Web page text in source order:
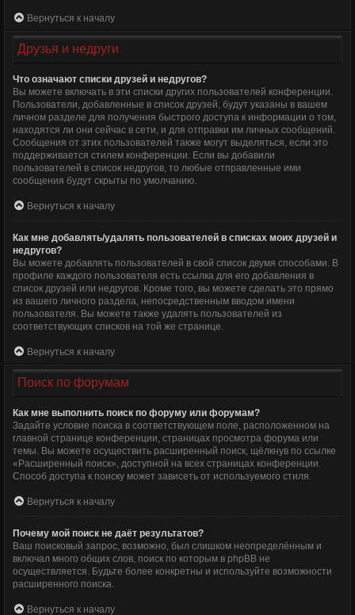
Вернуться к началу
Друзья и недруги
Что означают списки друзей и недругов?
Вы можете включать в эти списки других пользователей конференции.
Пользователи, добавленные в список друзей, будут указаны в вашем
личном разделе для получения быстрого доступа к информации о том,
находятся ли они сейчас в сети, и для отправки им личных сообщений.
Сообщения от этих пользователей также могут выделяться, если это
поддерживается стилем конференции. Если вы добавили
пользователей в список недругов, то любые отправленные ими
сообщения будут скрыты по умолчанию.
Вернуться к началу
Как мне добавлять/удалять пользователей в списках моих друзей и
недругов?
Вы можете добавлять пользователей в свой список двумя способами. В
профиле каждого пользователя есть ссылка для его добавления в
список друзей или недругов. Кроме того, вы можете сделать это прямо
из вашего личного раздела, непосредственным вводом имени
пользователя. Вы можете также удалять пользователей из
соответствующих списков на той же странице.
Вернуться к началу
Поиск по форумам
Как мне выполнить поиск по форуму или форумам?
Задайте условие поиска в соответствующем поле, расположенном на
главной странице конференции, страницах просмотра форума или
темы. Вы можете осуществить расширенный поиск, щёлкнув по ссылке
«Расширенный поиск», доступной на всех страницах конференции.
Способ доступа к поиску может зависеть от используемого стиля.
Вернуться к началу
Почему мой поиск не даёт результатов?
Ваш поисковый запрос, возможно, был слишком неопределённым и
включал много общих слов, поиск по которым в phpBB не
осуществляется. Будьте более конкретны и используйте возможности
расширенного поиска.
Вернуться к началу